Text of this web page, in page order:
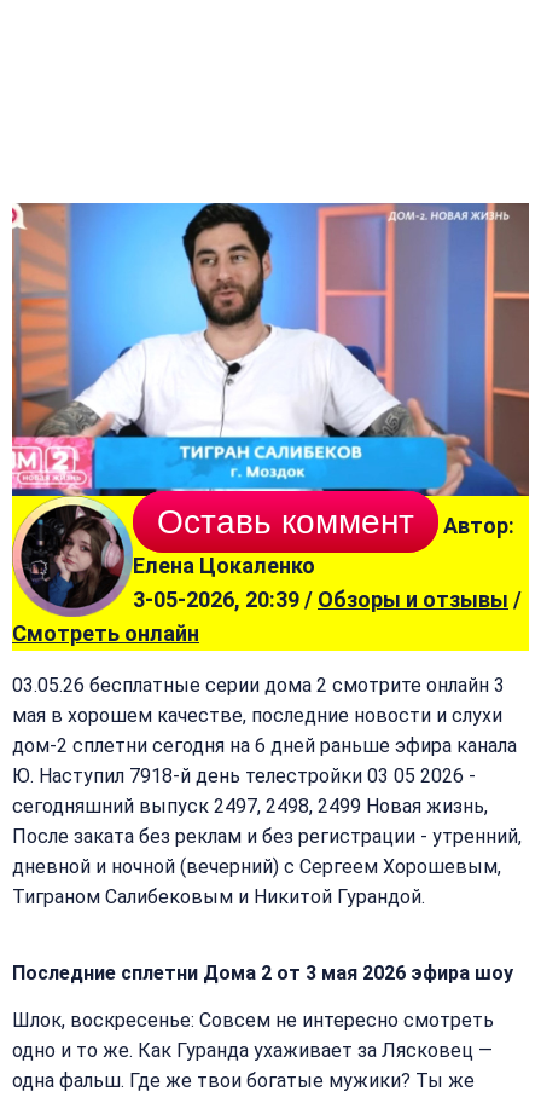
Оставь коммент
Автор:
Елена Цокаленко
3-05-2026, 20:39 / Обзоры и отзывы /
Смотреть онлайн
03.05.26 бесплатные серии дома 2 смотрите онлайн 3
мая в хорошем качестве, последние новости и слухи
дом-2 сплетни сегодня на 6 дней раньше эфира канала
Ю. Наступил 7918-й день телестройки 03 05 2026 -
сегодняшний выпуск 2497, 2498, 2499 Новая жизнь,
После заката без реклам и без регистрации - утренний,
дневной и ночной (вечерний) с Сергеем Хорошевым,
Тиграном Салибековым и Никитой Гурандой.
Последние сплетни Дома 2 от 3 мая 2026 эфира шоу
Шлок, воскресенье: Совсем не интересно смотреть
одно и то же. Как Гуранда ухаживает за Лясковец —
одна фальш. Где же твои богатые мужики? Ты же